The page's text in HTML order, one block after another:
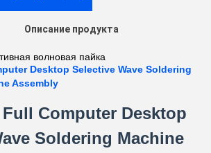
Описание продукта
волновая пайка
Desktop Selective Wave Soldering
Assembly
Full Computer Desktop
Soldering Machine